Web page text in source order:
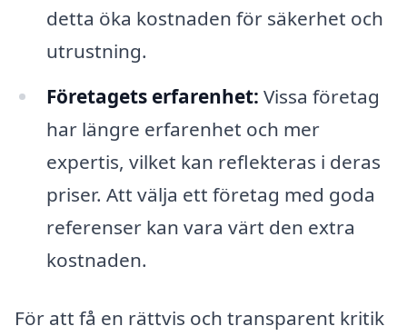
detta öka kostnaden för säkerhet och
utrustning.
Företagets erfarenhet: Vissa företag
har längre erfarenhet och mer
expertis, vilket kan reflekteras i deras
priser. Att välja ett företag med goda
referenser kan vara värt den extra
kostnaden.
För att få en rättvis och transparent kritik